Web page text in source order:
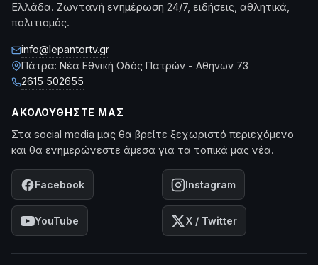
Ελλάδα. Ζωντανή ενημέρωση 24/7, ειδήσεις, αθλητικά,
πολιτισμός.
info@lepantortv.gr
Πάτρα: Νέα Εθνική Οδός Πατρών - Αθηνών 73
2615 502655
ΑΚΟΛΟΥΘΉΣΤΕ ΜΑΣ
Στα social media μας θα βρείτε ξεχωριστό περιεχόμενο
και θα ενημερώνεστε άμεσα για τα τοπικά μας νέα.
Facebook Instagram
YouTube X / Twitter